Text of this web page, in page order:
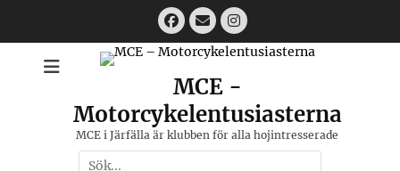
Facebook
EmailInstagram
MCE -
Motorcykelentusiasterna
MCE i Järfälla är klubben för alla hojintresserade
Sök